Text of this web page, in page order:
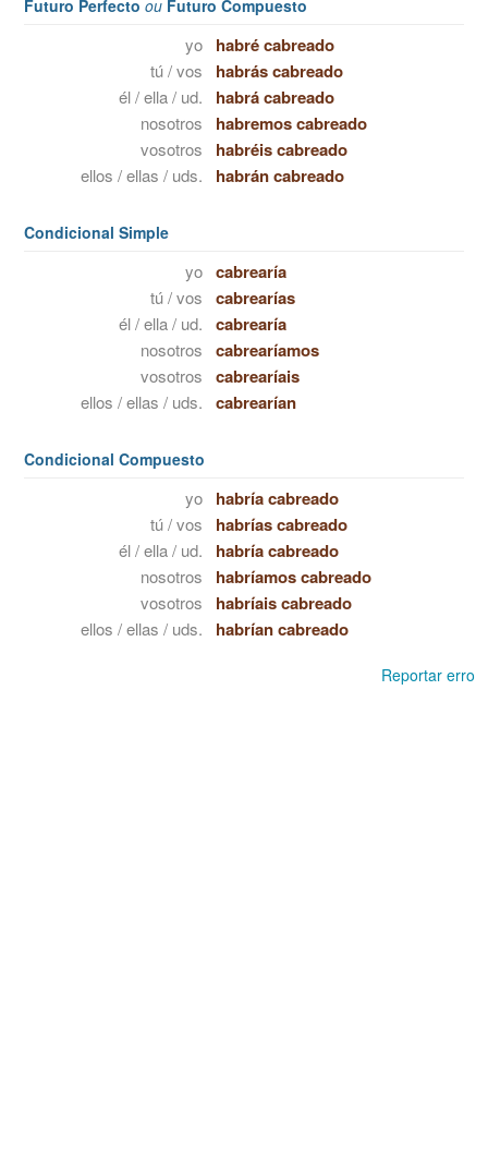
Futuro Perfecto ou Futuro Compuesto
yo habré cabreado
tú / vos habrás cabreado
él / ella / ud. habrá cabreado
nosotros habremos cabreado
vosotros habréis cabreado
ellos / ellas / uds. habrán cabreado
Condicional Simple
yo cabrearía
tú / vos cabrearías
él / ella / ud. cabrearía
nosotros cabrearíamos
vosotros cabrearíais
ellos / ellas / uds. cabrearían
Condicional Compuesto
yo habría cabreado
tú / vos habrías cabreado
él / ella / ud. habría cabreado
nosotros habríamos cabreado
vosotros habríais cabreado
ellos / ellas / uds. habrían cabreado
Reportar erro